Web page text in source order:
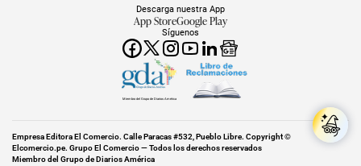
Síguenos
Descarga nuestra App
App StoreGoogle Play
Miembro del Grupo de Diarios América
Empresa Editora El Comercio. Calle Paracas #532, Pueblo Libre. Copyright ©
Elcomercio.pe. Grupo El Comercio — Todos los derechos reservados
Miembro del Grupo de Diarios América